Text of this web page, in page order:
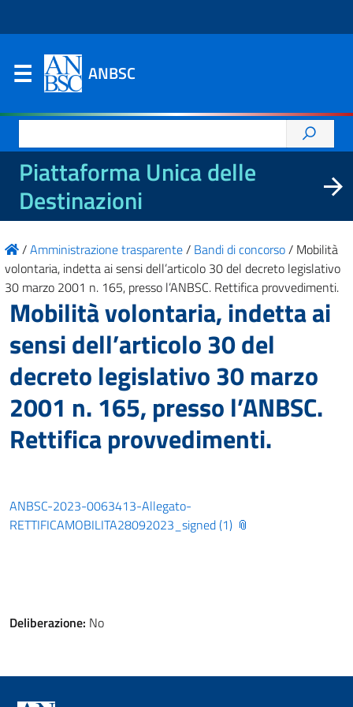
ANBSC
per:
Piattaforma Unica delle
Destinazioni
/Amministrazione trasparente/ Bandi di concorso/ Mobilità
volontaria, indetta ai sensi dell’articolo 30 del decreto legislativo
30 marzo 2001 n. 165, presso l’ANBSC. Rettifica provvedimenti.
Mobilità volontaria, indetta ai
sensi dell’articolo 30 del
decreto legislativo 30 marzo
2001 n. 165, presso l’ANBSC.
Rettifica provvedimenti.
ANBSC-2023-0063413-Allegato-
RETTIFICAMOBILITA28092023_signed (1)
Deliberazione: No